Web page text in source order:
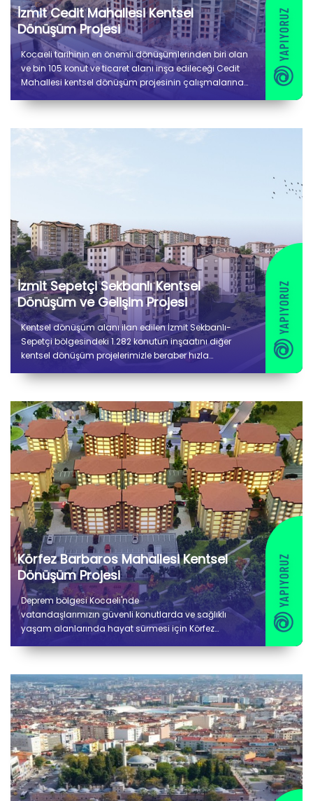
İzmit Cedit Mahallesi Kentsel
Dönüşüm Projesi
Kocaeli tarihinin en önemli dönüşümlerinden biri olan
ve bin 105 konut ve ticaret alanı inşa edileceği Cedit
Mahallesi kentsel dönüşüm projesinin çalışmalarına
İzmit Sepetçi Sekbanlı Kentsel
Dönüşüm ve Gelişim Projesi
Kentsel dönüşüm alanı ilan edilen İzmit Sekbanlı-
Sepetçi bölgesindeki 1.282 konutun inşaatını diğer
kentsel dönüşüm projelerimizle beraber hızla
Körfez Barbaros Mahallesi Kentsel
Dönüşüm Projesi
Deprem bölgesi Kocaeli'nde
vatandaşlarımızın güvenli konutlarda ve sağlıklı
yaşam alanlarında hayat sürmesi için Körfez
çalışmalarına başladık.